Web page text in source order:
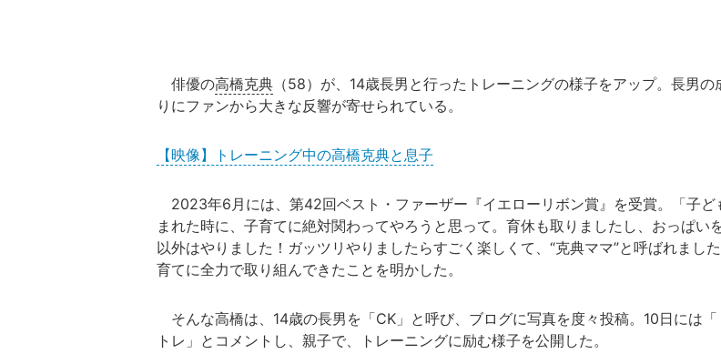
俳優の高橋克典 （58）が、14歳長男と行ったトレーニングの様子をアップ。長男の
りにファンから大きな反響が寄せられている。
【映像】トレーニング中の高橋克典と息子
2023年6月には、第42回ベスト・ファーザー『イエローリボン賞』を受賞。「子ど
まれた時に、子育てに絶対関わってやろうと思って。育休も取りましたし、おっぱい
以外はやりました！ガッツリやりましたらすごく楽しくて、“克典ママ”と呼ばれまし
育てに全力で取り組んできたことを明かした。
そんな高橋は、14歳の長男を「CK」と呼び、ブログに写真を度々投稿。10日には
トレ」とコメントし、親子で、トレーニングに励む様子を公開した。